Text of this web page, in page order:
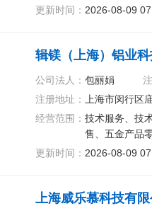
及纯净设备销
更新时间： 2026-08-09
辑镁（上海）铝业科
公司法人： 包丽娟
注册地址：
上海市闵行区
经营范围： 技术服务、技
售、五金产品
更新时间： 2026-08-09
上海威乐慕科技有限